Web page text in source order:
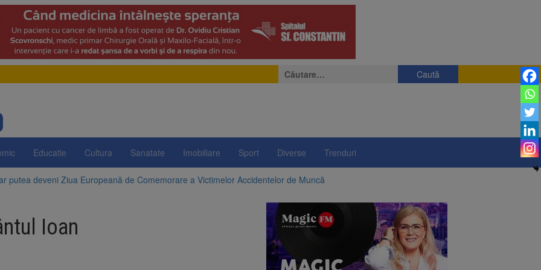
Caută
după:
Educatie Cultura Sanatate Imobiliare Sport Diverse Trenduri
putea deveni Ziua Europeană de Comemorare a Victimelor Accidentelor de Muncă
la apelul pentru reducerea consumului de energie. Nivelul Dunării a început să crească
Română pentru Iluminat cere reducerea luminii pe timpul nopții, nu oprirea iluminatului public
Ioan